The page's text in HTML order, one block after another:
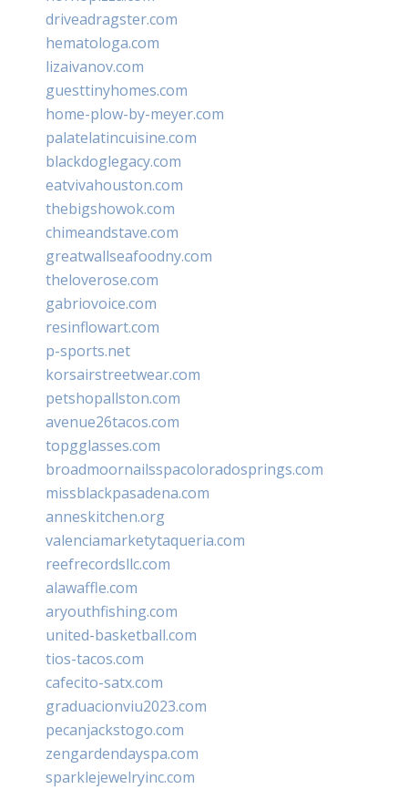
driveadragster.com
hematologa.com
lizaivanov.com
guesttinyhomes.com
home-plow-by-meyer.com
palatelatincuisine.com
blackdoglegacy.com
eatvivahouston.com
thebigshowok.com
chimeandstave.com
greatwallseafoodny.com
theloverose.com
gabriovoice.com
resinflowart.com
p-sports.net
korsairstreetwear.com
petshopallston.com
avenue26tacos.com
topgglasses.com
broadmoornailsspacoloradosprings.com
missblackpasadena.com
anneskitchen.org
valenciamarketytaqueria.com
reefrecordsllc.com
alawaffle.com
aryouthfishing.com
united-basketball.com
tios-tacos.com
cafecito-satx.com
graduacionviu2023.com
pecanjackstogo.com
zengardendayspa.com
sparklejewelryinc.com